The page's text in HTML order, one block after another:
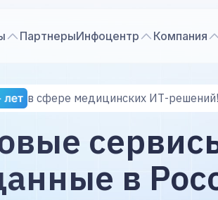
ПартнерыИнфоцентр Компания
в сфере медицинских ИТ-решений!
сервисы
в